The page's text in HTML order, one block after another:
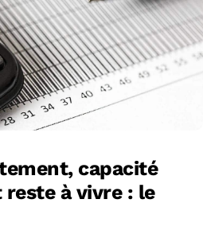
capacité
reste à vivre : le